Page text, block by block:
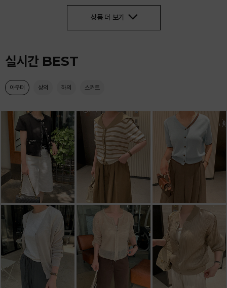
상품 더 보기
실시간 BEST
아우터 상의 하의 스커트